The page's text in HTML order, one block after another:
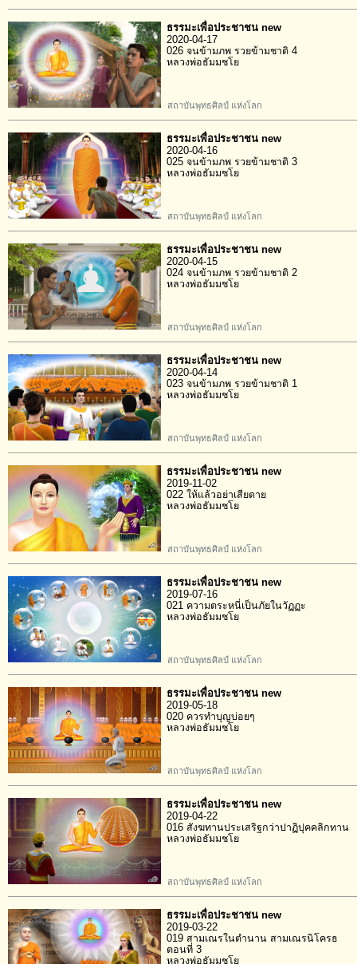
ธรรมะเพื่อประชาชน new
2020-04-17
026 จนข้ามภพ รวยข้ามชาติ 4
หลวงพ่อธัมมชโย
สถาบันพุทธศิลป์ แห่งโลก
ธรรมะเพื่อประชาชน new
2020-04-16
025 จนข้ามภพ รวยข้ามชาติ 3
หลวงพ่อธัมมชโย
สถาบันพุทธศิลป์ แห่งโลก
ธรรมะเพื่อประชาชน new
2020-04-15
024 จนข้ามภพ รวยข้ามชาติ 2
หลวงพ่อธัมมชโย
สถาบันพุทธศิลป์ แห่งโลก
ธรรมะเพื่อประชาชน new
2020-04-14
023 จนข้ามภพ รวยข้ามชาติ 1
หลวงพ่อธัมมชโย
สถาบันพุทธศิลป์ แห่งโลก
ธรรมะเพื่อประชาชน new
2019-11-02
022 ให้แล้วอย่าเสียดาย
หลวงพ่อธัมมชโย
สถาบันพุทธศิลป์ แห่งโลก
ธรรมะเพื่อประชาชน new
2019-07-16
021 ความตระหนี่เป็นภัยในวัฏฏะ
หลวงพ่อธัมมชโย
สถาบันพุทธศิลป์ แห่งโลก
ธรรมะเพื่อประชาชน new
2019-05-18
020 ควรทำบุญบ่อยๆ
หลวงพ่อธัมมชโย
สถาบันพุทธศิลป์ แห่งโลก
ธรรมะเพื่อประชาชน new
2019-04-22
016 สังฆทานประเสริฐกว่าปาฏิปุคคลิกทาน
หลวงพ่อธัมมชโย
สถาบันพุทธศิลป์ แห่งโลก
ธรรมะเพื่อประชาชน new
2019-03-22
019 สามเณรในตำนาน สามเณรนิโครธ
ตอนที่ 3
หลวงพ่อธัมมชโย